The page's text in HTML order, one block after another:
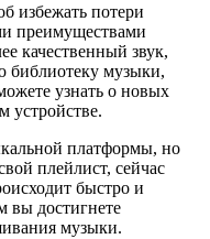
избежать потери
преимуществами
качественный звук,
библиотеку музыки,
узнать о новых
устройстве.
платформы, но
плейлист, сейчас
быстро и
вы достигнете
музыки.